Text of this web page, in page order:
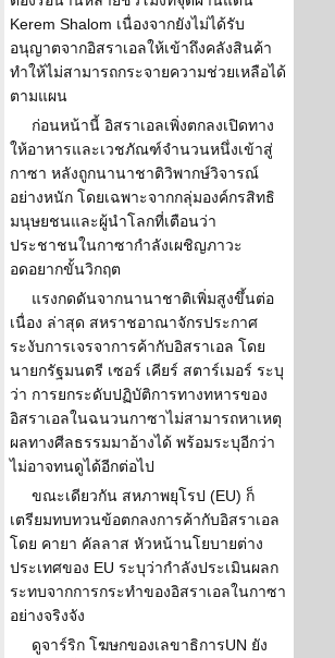
Kerem Shalom เนื่องจากยังไม่ได้รับ
อนุญาตจากอิสราเอลให้เข้าถึงคลังสินค้า
ทำให้ไม่สามารถกระจายความช่วยเหลือได้
ตามแผน
ก่อนหน้านี้ อิสราเอลเพิ่งตกลงเปิดทาง
ให้อาหารและเวชภัณฑ์จำนวนหนึ่งเข้าสู่
กาซา หลังถูกนานาชาติวิพากษ์วิจารณ์
อย่างหนัก โดยเฉพาะจากกลุ่มองค์กรสิทธิ
มนุษยชนและผู้นำโลกที่เตือนว่า
ประชาชนในกาซากำลังเผชิญภาวะ
อดอยากขั้นวิกฤต
แรงกดดันจากนานาชาติเพิ่มสูงขึ้นต่อ
เนื่อง ล่าสุด สหราชอาณาจักรประกาศ
ระงับการเจรจาการค้ากับอิสราเอล โดย
นายกรัฐมนตรี เซอร์ เคียร์ สตาร์เมอร์ ระบุ
ว่า การยกระดับปฏิบัติการทางทหารของ
อิสราเอลในฉนวนกาซาไม่สามารถหาเหตุ
ผลทางศีลธรรมมาอ้างได้ พร้อมระบุอีกว่า
ไม่อาจทนดูได้อีกต่อไป
ขณะเดียวกัน สหภาพยุโรป (EU) ก็
เตรียมทบทวนข้อตกลงการค้ากับอิสราเอล
โดย คายา คัลลาส หัวหน้านโยบายต่าง
ประเทศของ EU ระบุว่ากำลังประเมินผลก
ระทบจากการกระทำของอิสราเอลในกาซา
อย่างจริงจัง
ดูจาร์ริก โฆษกของเลขาธิการUN ยัง